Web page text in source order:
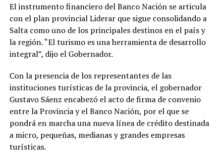
El instrumento financiero del Banco Nación se articula
con el plan provincial Liderar que sigue consolidando a
Salta como uno de los principales destinos en el país y
la región. “El turismo es una herramienta de desarrollo
integral”, dijo el Gobernador.
Con la presencia de los representantes de las
instituciones turísticas de la provincia, el gobernador
Gustavo Sáenz encabezó el acto de firma de convenio
entre la Provincia y el Banco Nación, por el que se
pondrá en marcha una nueva línea de crédito destinada
a micro, pequeñas, medianas y grandes empresas
turísticas.